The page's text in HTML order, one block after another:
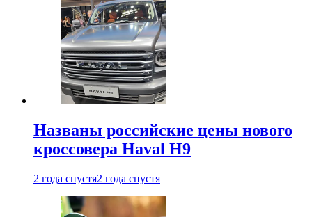
Названы российские цены нового
кроссовера Haval H9
2 года спустя2 года спустя